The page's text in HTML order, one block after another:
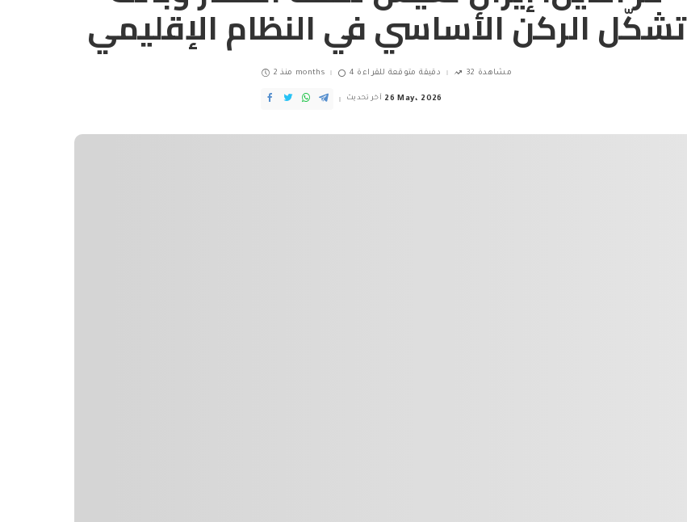
تشكّل الركن الأساسي في النظام الإقليمي
منذ 2 months 4 دقيقة متوقعة للقراءة 32 مشاهدة
آخر تحديث 26 May، 2026